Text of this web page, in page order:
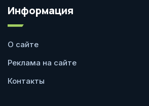
Информация
О сайте
Реклама на сайте
Контакты